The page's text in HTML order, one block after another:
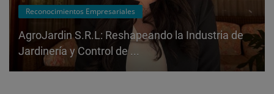
Reconocimientos Empresariales
AgroJardin S.R.L: Reshapeando la Industria de
Jardinería y Control de ...